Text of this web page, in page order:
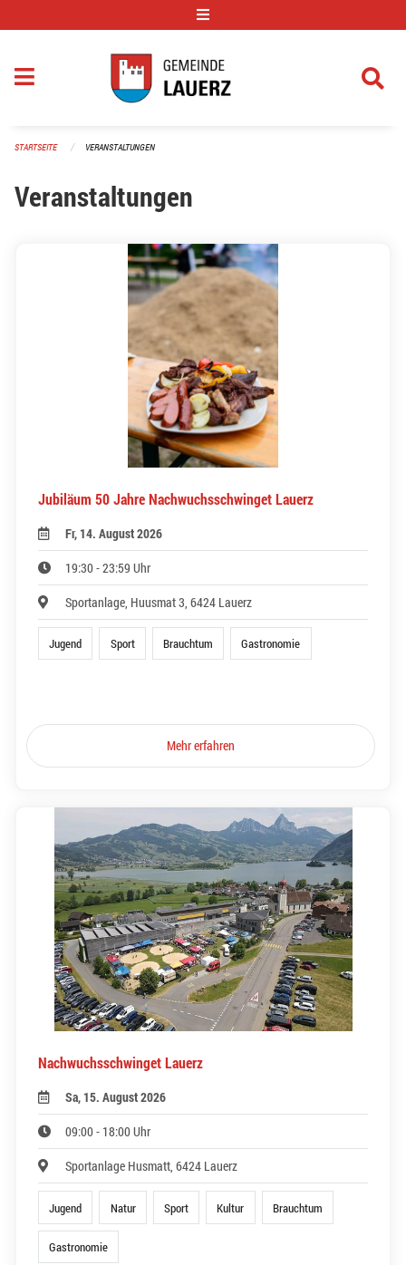
STARTSEITE VERANSTALTUNGEN
Veranstaltungen
Jubiläum 50 Jahre Nachwuchsschwinget Lauerz
Fr, 14. August 2026
19:30 - 23:59 Uhr
Sportanlage, Huusmat 3, 6424 Lauerz
Jugend Sport Brauchtum Gastronomie
Mehr erfahren
Nachwuchsschwinget Lauerz
Sa, 15. August 2026
09:00 - 18:00 Uhr
Sportanlage Husmatt, 6424 Lauerz
Jugend Natur Sport Kultur Brauchtum
Gastronomie